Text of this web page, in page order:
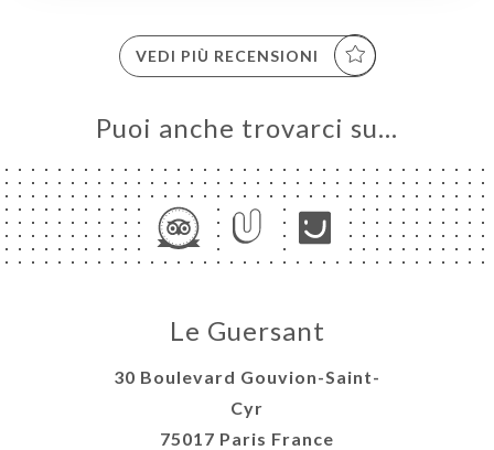
VEDI PIÙ RECENSIONI
Puoi anche trovarci su…
Le Guersant
30 Boulevard Gouvion-Saint-
Cyr
75017 Paris France